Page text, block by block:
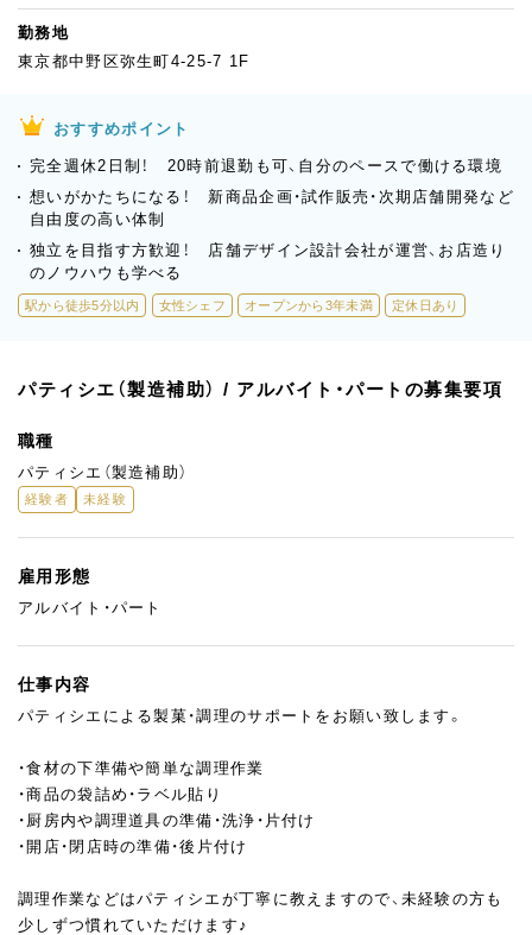
勤務地
東京都中野区弥生町4-25-7 1F
おすすめポイント
完全週休2日制！ 20時前退勤も可、自分のペースで働ける環境
想いがかたちになる！ 新商品企画・試作販売・次期店舗開発など
自由度の高い体制
独立を目指す方歓迎！ 店舗デザイン設計会社が運営、お店造り
のノウハウも学べる
駅から徒歩5分以内 女性シェフ オープンから3年未満 定休日あり
パティシエ（製造補助） / アルバイト・パートの募集要項
職種
パティシエ（製造補助）
経験者 未経験
雇用形態
アルバイト・パート
仕事内容
パティシエによる製菓・調理のサポートをお願い致します。
・食材の下準備や簡単な調理作業
・商品の袋詰め・ラベル貼り
・厨房内や調理道具の準備・洗浄・片付け
・開店・閉店時の準備・後片付け
調理作業などはパティシエが丁寧に教えますので、未経験の方も
少しずつ慣れていただけます♪